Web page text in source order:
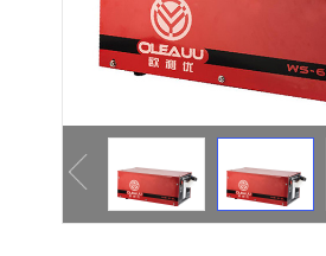
接地夹系列
逆变焊机面板系列
塑料配件系列
塑料拼装地板